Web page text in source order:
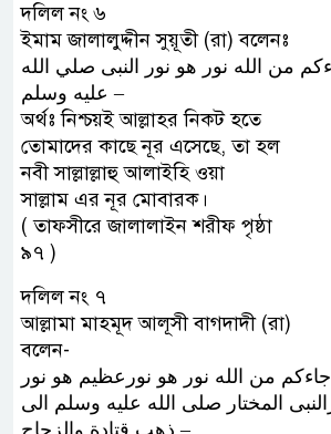
দলিল নং ৬
ইমাম জালালুদ্দীন সুয়ূতী (রা) বলেনঃ
ﻣﻦ ﺍﻟﻠﻪ ﻧﻮﺭ ﻫﻮ ﻧﻮﺭ ﺍﻟﻨﺒﻰ ﺻﻠﻲ ﺍﻟﻠﻪ
ﻋﻠﻴﻪ ﻭﺳﻠﻢ –
অর্থঃ নিশ্চয়ই আল্লাহর নিকট হতে
তোমাদের কাছে নূর এসেছে, তা হল
নবী সাল্লাল্লাহু আলাইহি ওয়া
সাল্লাম এর নূর মোবারক।
‏( তাফসীরে জালালাইন শরীফ পৃষ্ঠা
৯৭ ‏)
দলিল নং ৭
আল্লামা মাহমূদ আলূসী বাগদাদী (রা)
বলেন-
ﻣﻦ ﺍﻟﻠﻪ ﻧﻮﺭ ﻫﻮ ﻧﻮﺭﻋﻈﻴﻢ ﻫﻮ ﻧﻮﺭ
ﺍﻟﻤﺨﺘﺎﺭ ﺻﻠﻰ ﺍﻟﻠﻪ ﻋﻠﻴﻪ ﻭﺳﻠﻢ ﺍﻟﻰ